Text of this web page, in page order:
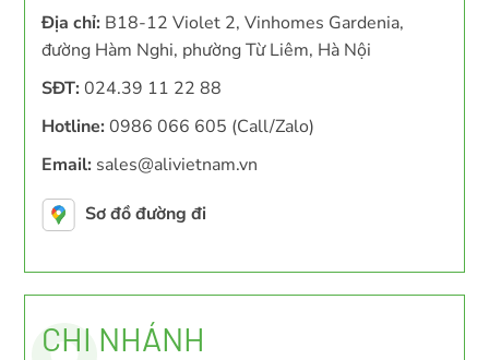
Địa chỉ: B18-12 Violet 2, Vinhomes Gardenia,
đường Hàm Nghi, phường Từ Liêm, Hà Nội
SĐT: 024.39 11 22 88
Hotline: 0986 066 605 (Call/Zalo)
Email: sales@alivietnam.vn
Sơ đồ đường đi
CHI NHÁNH